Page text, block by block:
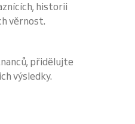
historii
věrnost.
přidělujte
výsledky.